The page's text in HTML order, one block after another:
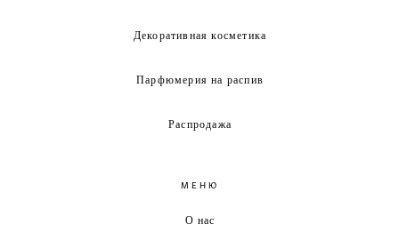
Декоративная косметика
Парфюмерия на распив
Распродажа
МЕНЮ
О нас